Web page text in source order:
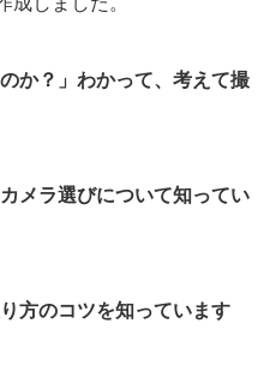
か？」わかって、考えて撮
メラ選びについて知ってい
方のコツを知っています